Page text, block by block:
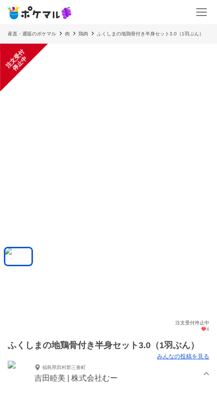
産直・通販のポケマル 肉 鶏肉 ふくしまの地鶏骨付き半身セット3.0（1羽ぶん）
注
文
受
付
停
止
中
注文受付停止中
4
ふくしまの地鶏骨付き半身セット3.0（1羽ぶん）
みんなの投稿を見る
福島県田村郡三春町
吉田睦美 | 株式会社むー